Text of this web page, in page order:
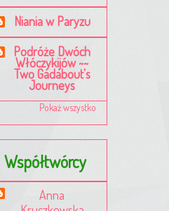
Niania w Paryzu
Podróże Dwóch
Włóczykijów ~~
Two Gadabout's
Journeys
Pokaż wszystko
Współtwórcy
Anna